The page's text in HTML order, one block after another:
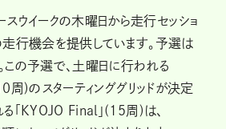
ウイークの木曜日から走行セッショ
走行機会を提供しています。予選は
の予選で、土曜日に行われる
周)のスターティンググリッドが決定
る「KYOJO Final」(15周)は、